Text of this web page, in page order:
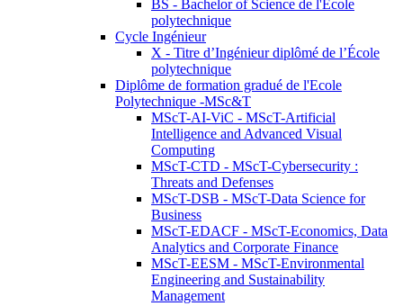
BS - Bachelor of Science de l'Ecole
polytechnique
Cycle Ingénieur
X - Titre d’Ingénieur diplômé de l’École
polytechnique
Diplôme de formation gradué de l'Ecole
Polytechnique -MSc&T
MScT-AI-ViC - MScT-Artificial
Intelligence and Advanced Visual
Computing
MScT-CTD - MScT-Cybersecurity :
Threats and Defenses
MScT-DSB - MScT-Data Science for
Business
MScT-EDACF - MScT-Economics, Data
Analytics and Corporate Finance
MScT-EESM - MScT-Environmental
Engineering and Sustainability
Management